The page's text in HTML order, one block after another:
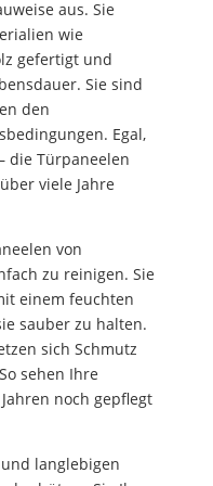
aus. Sie
wie
gefertigt und
Sie sind
den
Egal,
die Türpaneelen
viele Jahre
von
zu reinigen. Sie
einem feuchten
sauber zu halten.
sich Schmutz
sehen Ihre
noch gepflegt
langlebigen